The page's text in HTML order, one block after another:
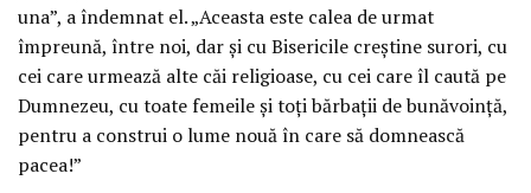
una”, a îndemnat el. „Aceasta este calea de urmat
împreună, între noi, dar și cu Bisericile creștine surori, cu
cei care urmează alte căi religioase, cu cei care îl caută pe
Dumnezeu, cu toate femeile și toți bărbații de bunăvoință,
pentru a construi o lume nouă în care să domnească
pacea!”